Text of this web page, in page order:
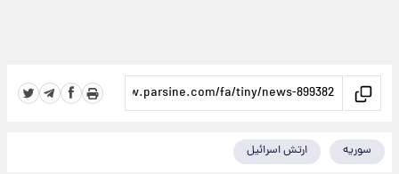
سوریه ارتش اسرائیل